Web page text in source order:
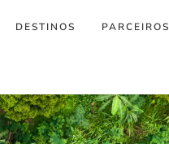
DESTINOS PARCEIROS